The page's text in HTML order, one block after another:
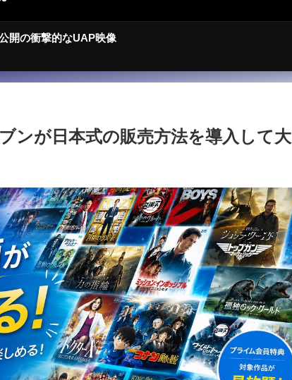
開の衝撃的なUAP映像
ンが日本式の販売方法を導入して大